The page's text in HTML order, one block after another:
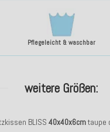
Pflegeleicht & waschbar
weitere Größen:
BLISS 40x40x6cmtaupe